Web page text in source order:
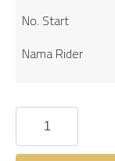
No. Start
Nama Rider